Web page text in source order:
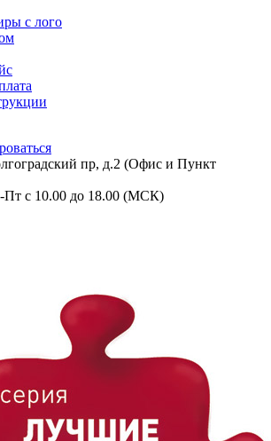
с лого
пр, д.2 (Офис и Пункт
с 10.00 до 18.00 (МСК)